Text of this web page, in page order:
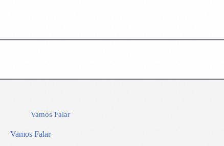
Vamos Falar
Vamos Falar